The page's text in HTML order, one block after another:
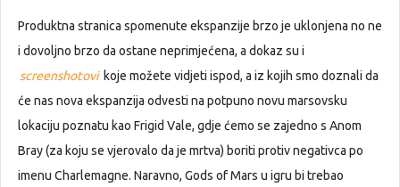
Produktna stranica spomenute ekspanzije brzo je uklonjena no ne
i dovoljno brzo da ostane neprimjećena, a dokaz su i
screenshotovi koje možete vidjeti ispod, a iz kojih smo doznali da
će nas nova ekspanzija odvesti na potpuno novu marsovsku
lokaciju poznatu kao Frigid Vale, gdje ćemo se zajedno s Anom
Bray (za koju se vjerovalo da je mrtva) boriti protiv negativca po
imenu Charlemagne. Naravno, Gods of Mars u igru bi trebao